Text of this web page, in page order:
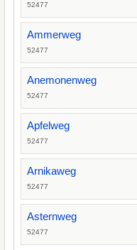
52477
Ammerweg
52477
Anemonenweg
52477
Apfelweg
52477
Arnikaweg
52477
Asternweg
52477